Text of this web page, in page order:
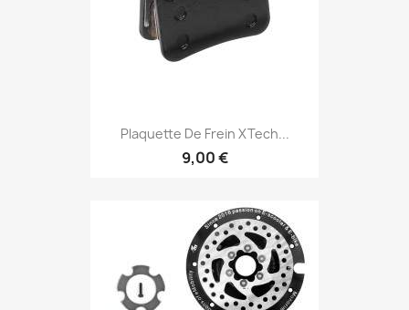
Plaquette De Frein XTech...
9,00 €